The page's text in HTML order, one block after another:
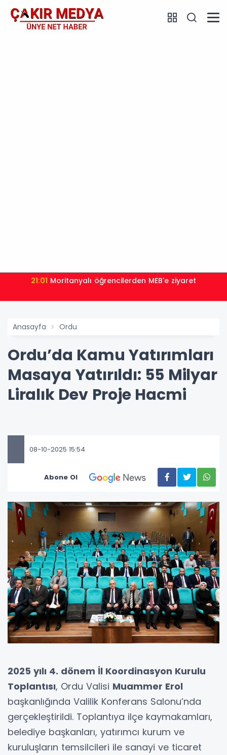
21:01 Moritanyalı öğrencilerden MEB'e ziyaret
Anasayfa Ordu
Ordu’da Kamu Yatırımları
Masaya Yatırıldı: 55 Milyar
Liralık Dev Proje Hacmi
08-10-2025 15:54
Abone Ol
2025 yılı 4. dönem İl Koordinasyon Kurulu
Toplantısı, Ordu Valisi Muammer Erol
başkanlığında Valilik Konferans Salonu’nda
gerçekleştirildi. Toplantıya ilçe kaymakamları,
belediye başkanları, yatırımcı kurum ve
kuruluşların temsilcileri ile sanayi ve ticaret